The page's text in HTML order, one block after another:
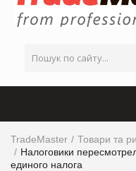
TradeMaster Товари та
Налоговики
единого налога